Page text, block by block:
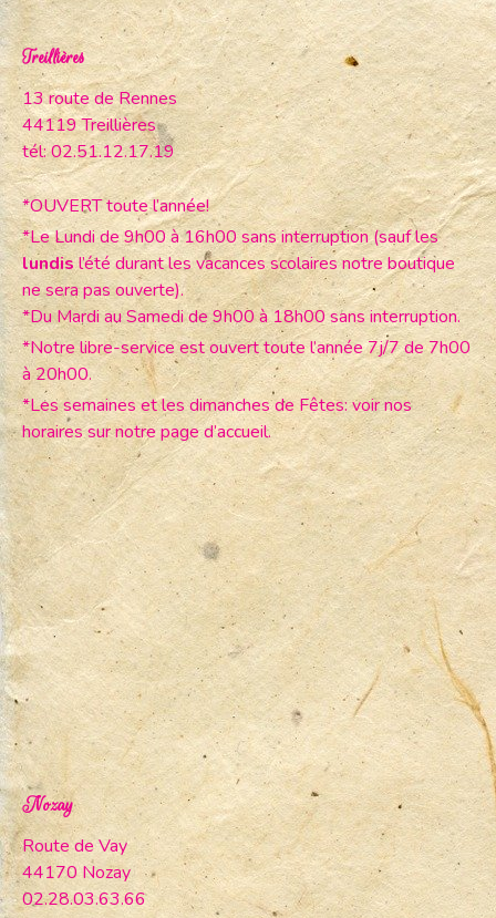
Treillières
13 route de Rennes
44119 Treillières
tél: 02.51.12.17.19
*OUVERT toute l’année!
*Le Lundi de 9h00 à 16h00 sans interruption (sauf les
lundisl’été durant les vacances scolaires notre boutique
ne sera pas ouverte).
*Du Mardi au Samedi de 9h00 à 18h00 sans interruption.
*Notre libre-service est ouvert toute l’année 7j/7 de 7h00
à 20h00.
*Les semaines et les dimanches de Fêtes: voir nos
horaires sur notre page d’accueil.
Nozay
Route de Vay
44170 Nozay
02.28.03.63.66